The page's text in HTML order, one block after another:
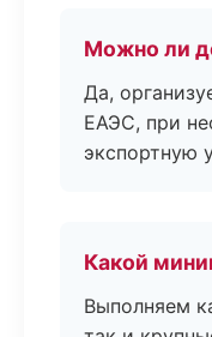
Можно ли
Да,
ЕАЭС, при
экспортную
Какой
Выполняем